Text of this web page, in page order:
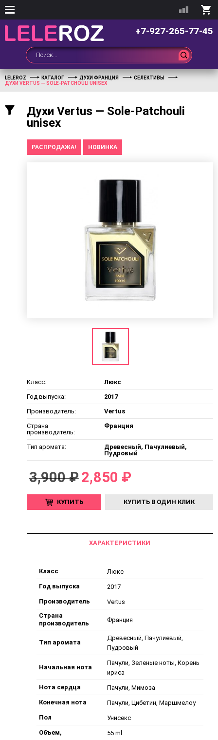
+7-927-265-77-45
LELEROZ КАТАЛОГ ДУХИ ФРАНЦИЯ
СЕЛЕКТИВЫ
ДУХИ VERTUS — SOLE-PATCHOULI UNISEX
Духи Vertus — Sole-Patchouli
unisex
РАСПРОДАЖА! НОВИНКА
Класс:
Люкс
Год выпуска:
2017
Производитель:
Vertus
Страна
производитель:
Франция
Тип аромата:
Древесный, Пачулиевый,
Пудровый
3,900 ₽2,850 ₽
КУПИТЬ КУПИТЬ В ОДИН КЛИК
ХАРАКТЕРИСТИКИ
Класс
Люкс
Год выпуска
2017
Производитель
Vertus
Страна
производитель
Франция
Тип аромата
Древесный, Пачулиевый,
Пудровый
Начальная нота
Пачули, Зеленые ноты, Корень
ириса
Нота сердца
Пачули, Мимоза
Конечная нота
Пачули, Цибетин, Маршмелоу
Пол
Унисекс
Объем,
55 ml